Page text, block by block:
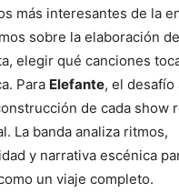
más interesantes de la
sobre la elaboración
elegir qué canciones
Para Elefante, el desafío
de cada show
La banda analiza ritmos,
y narrativa escénica
un viaje completo.